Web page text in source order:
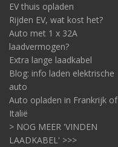
EV thuis opladen
Rijden EV, wat kost het?
Auto met 1 x 32A
laadvermogen?
Extra lange laadkabel
Blog: info laden elektrische
auto
Auto opladen in Frankrijk of
Italië
> NOG MEER 'VINDEN
LAADKABEL' >>>